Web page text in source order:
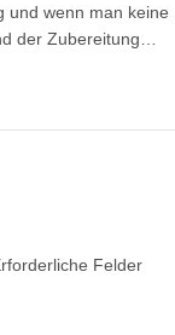
und wenn man keine
der Zubereitung…
Felder